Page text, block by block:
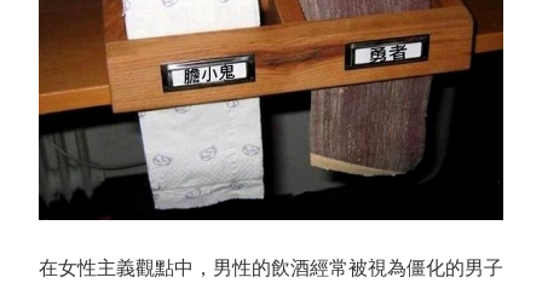
在女性主義觀點中，男性的飲酒經常被視為僵化的男子